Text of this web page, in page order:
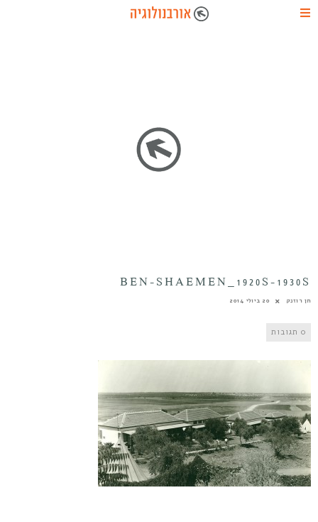
BEN-SHAEMEN_1920S-1930S
חן רוזנק 20 ביולי 2014
0 תגובות